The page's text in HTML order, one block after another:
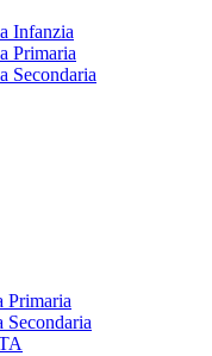
Infanzia
Primaria
Secondaria
Primaria
Secondaria